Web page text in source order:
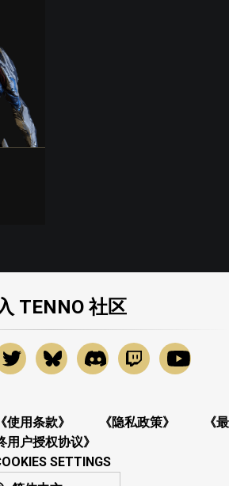
TENNO 社区
《使用条款》 《隐私政策》
《最
用户授权协议》
SETTINGS